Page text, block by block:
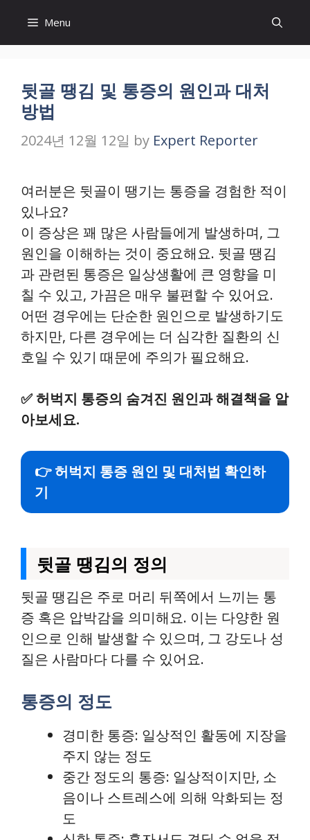
content
Menu
뒷골 땡김 및 통증의 원인과 대처
방법
2024년 12월 12일 by Expert Reporter
여러분은 뒷골이 땡기는 통증을 경험한 적이
있나요?
이 증상은 꽤 많은 사람들에게 발생하며, 그
원인을 이해하는 것이 중요해요. 뒷골 땡김
과 관련된 통증은 일상생활에 큰 영향을 미
칠 수 있고, 가끔은 매우 불편할 수 있어요.
어떤 경우에는 단순한 원인으로 발생하기도
하지만, 다른 경우에는 더 심각한 질환의 신
호일 수 있기 때문에 주의가 필요해요.
✅ 허벅지 통증의 숨겨진 원인과 해결책을 알
아보세요.
👉 허벅지 통증 원인 및 대처법 확인하
기
뒷골 땡김의 정의
뒷골 땡김은 주로 머리 뒤쪽에서 느끼는 통
증 혹은 압박감을 의미해요. 이는 다양한 원
인으로 인해 발생할 수 있으며, 그 강도나 성
질은 사람마다 다를 수 있어요.
통증의 정도
경미한 통증: 일상적인 활동에 지장을
주지 않는 정도
중간 정도의 통증: 일상적이지만, 소
음이나 스트레스에 의해 악화되는 정
도